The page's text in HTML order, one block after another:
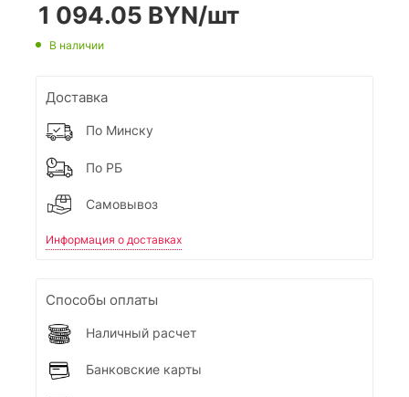
1 094.05 BYN/шт
В наличии
Доставка
По Минску
По РБ
Самовывоз
Информация о доставках
Способы оплаты
Наличный расчет
Банковские карты